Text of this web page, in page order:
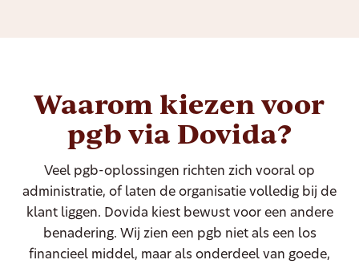
Waarom kiezen voor
pgb via Dovida?
Veel pgb-oplossingen richten zich vooral op
administratie, of laten de organisatie volledig bij de
klant liggen. Dovida kiest bewust voor een andere
benadering. Wij zien een pgb niet als een los
financieel middel, maar als onderdeel van goede,